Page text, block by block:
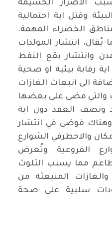
الاضرار الجسيمة
وقتل اية احتمالية
الخضراء المهمة.
يُقال، انتشار المولدات
وانتشار بقع النفط
رقابة بيئية او صحية
الى انبعاث الغازات
والتي مضى على بعضها
ونصف العقد دون اية
فوضى في انتشار
والاخطرفي الشوارع
الفروعية وتُعرض
مما يسبب التلوث
المنبعثة من
سلبية على صحة